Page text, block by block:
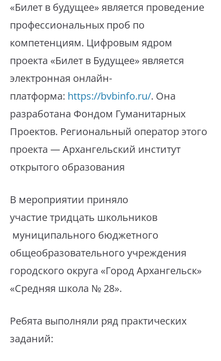
«Билет в будущее» является проведение
профессиональных проб по
компетенциям. Цифровым ядром
проекта «Билет в Будущее» является
электронная онлайн-
платформа: https://bvbinfo.ru/. Она
разработана Фондом Гуманитарных
Проектов. Региональный оператор этого
проекта — Архангельский институт
открытого образования
В мероприятии приняло
участие тридцать школьников
муниципального бюджетного
общеобразовательного учреждения
городского округа «Город Архангельск»
«Средняя школа № 28».
Ребята выполняли ряд практических
заданий: